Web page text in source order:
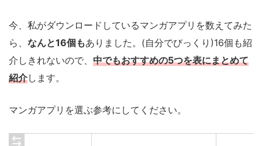
今、私がダウンロードしているマンガアプリを数えてみた
ら、 なんと16個もありました。(自分でびっくり)16個も紹
介しきれないので、 中でもおすすめの5つを表にまとめて
紹介します。
マンガアプリを選ぶ参考にしてください。